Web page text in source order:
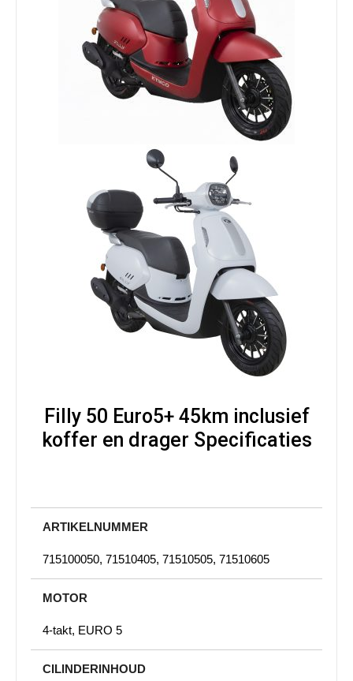
Filly 50 Euro5+ 45km inclusief
koffer en drager Specificaties
ARTIKELNUMMER
715100050, 71510405, 71510505, 71510605
MOTOR
4-takt, EURO 5
CILINDERINHOUD